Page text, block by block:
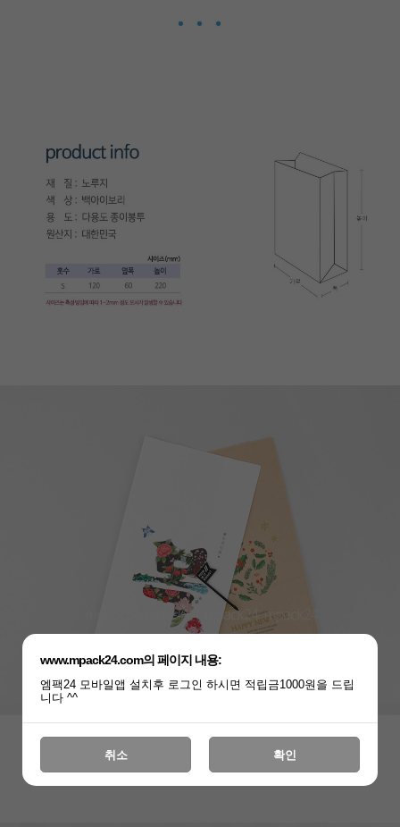
www.mpack24.com의 페이지 내용:
엠팩24 모바일앱 설치후 로그인 하시면 적립금1000원을 드립
니다 ^^
취소 확인